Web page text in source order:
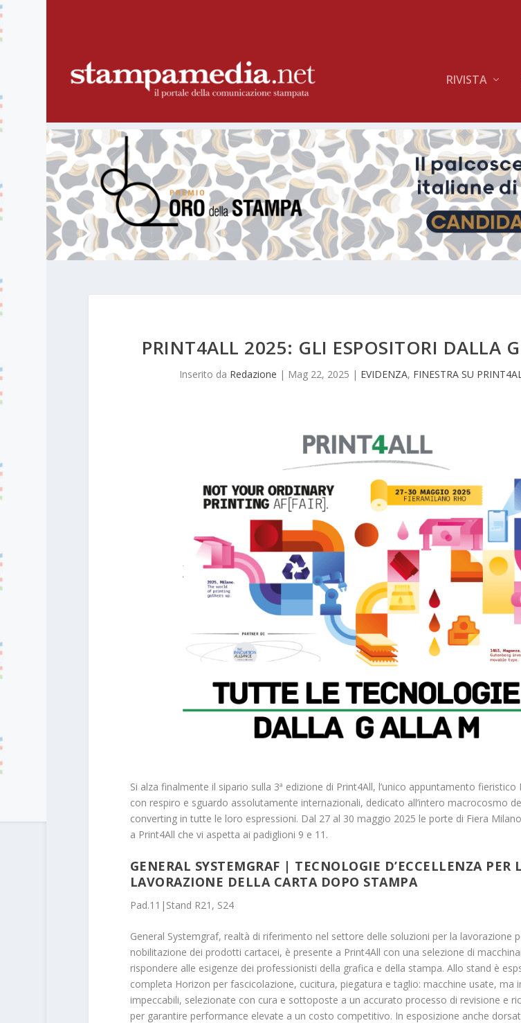
RIVISTA
PRINT4ALL 2025: GLI ESPOSITORI DALLA
Inserito da Redazione | Mag 22, 2025 | EVIDENZA, FINESTRA SU
Si alza finalmente il sipario sulla 3ª edizione di Print4All, l’unico appuntamento
con respiro e sguardo assolutamente internazionali, dedicato all’intero macrocosmo
converting in tutte le loro espressioni. Dal 27 al 30 maggio 2025 le porte di Fiera
a Print4All che vi aspetta ai padiglioni 9 e 11.
GENERAL SYSTEMGRAF | TECNOLOGIE D’ECCELLENZA PER
LAVORAZIONE DELLA CARTA DOPO STAMPA
Pad.11|Stand R21, S24
General Systemgraf, realtà di riferimento nel settore delle soluzioni per la lavorazione
nobilitazione dei prodotti cartacei, è presente a Print4All con una selezione di
rispondere alle esigenze dei professionisti della grafica e della stampa. Allo stand è
completa Horizon per fascicolazione, cucitura, piegatura e taglio: macchine usate, ma
impeccabili, selezionate con cura e sottoposte a un accurato processo di revisione e
per garantire performance elevate a un costo competitivo. In esposizione anche